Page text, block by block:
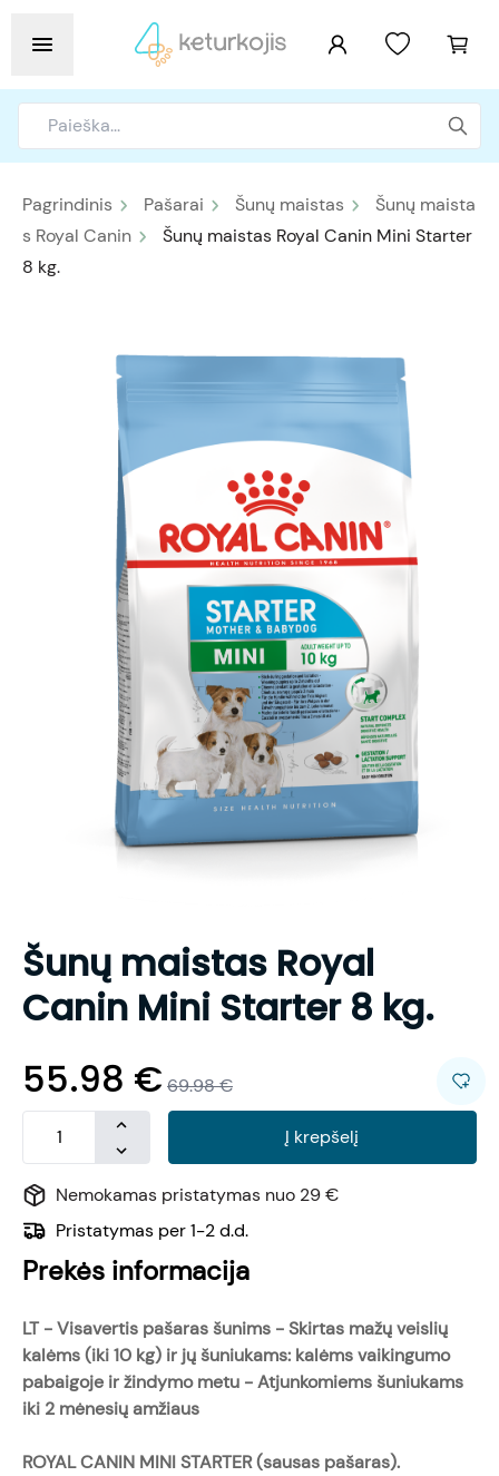
Pagrindinis Pašarai Šunų maistas
Šunų maista
s Royal Canin
Šunų maistas Royal Canin Mini Starter
8 kg.
Šunų maistas Royal
Canin Mini Starter 8 kg.
55.98 € 69.98€
Į krepšelį
Nemokamas pristatymas nuo 29 €
Pristatymas per 1-2 d.d.
Prekės informacija
LT -Visavertis pašaras šunims - Skirtas mažų veislių
kalėms (iki 10 kg) ir jų šuniukams: kalėms vaikingumo
pabaigoje ir žindymo metu - Atjunkomiems šuniukams
iki 2 mėnesių amžiaus
ROYAL CANIN MINI STARTER (sausas pašaras).